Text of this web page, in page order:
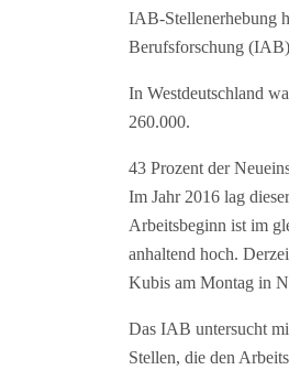
IAB-Stellenerhebung
Berufsforschung
In Westdeutschland
260.000.
43 Prozent der
Im Jahr 2016 lag
Arbeitsbeginn ist im
anhaltend hoch.
Kubis am Montag in
Das IAB untersucht
Stellen, die den